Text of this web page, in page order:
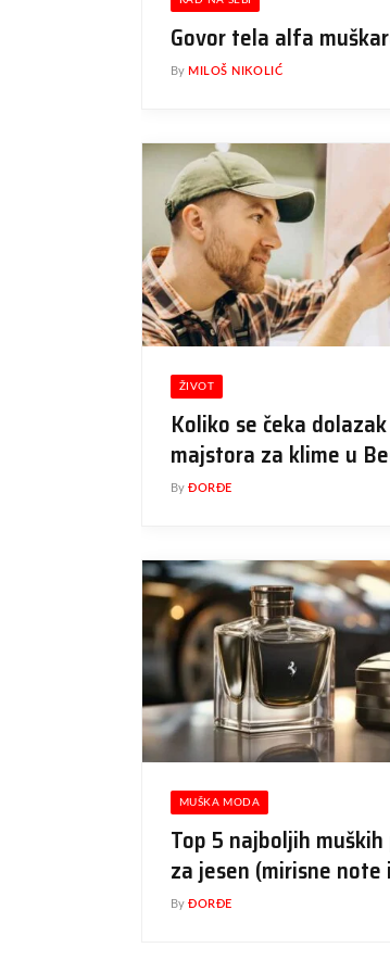
Govor tela alfa
By MILOŠ NIKOLIĆ
ŽIVOT
Koliko se čeka dolazak
majstora za klime u
By ĐORĐE
MUŠKA MODA
Top 5 najboljih
za jesen (mirisne note
By ĐORĐE